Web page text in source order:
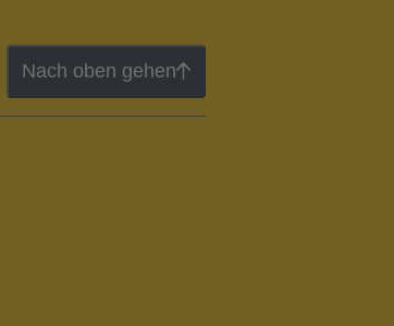
Nach oben gehen